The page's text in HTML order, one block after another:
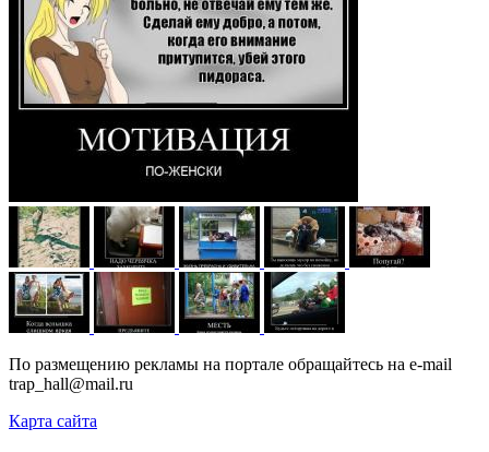
По размещению рекламы на портале обращайтесь на e-mail
trap_hall@mail.ru
Карта сайта